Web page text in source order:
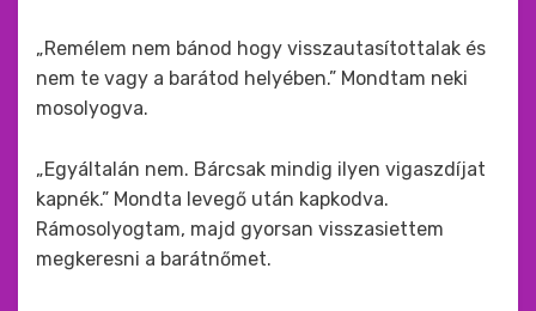
„Remélem nem bánod hogy visszautasítottalak és
nem te vagy a barátod helyében.” Mondtam neki
mosolyogva.
„Egyáltalán nem. Bárcsak mindig ilyen vigaszdíjat
kapnék.” Mondta levegő után kapkodva.
Rámosolyogtam, majd gyorsan visszasiettem
megkeresni a barátnőmet.